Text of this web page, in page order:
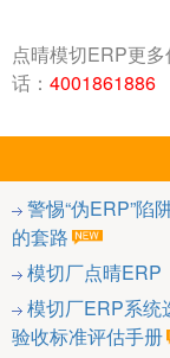
点晴模切ERP更多
话： 4001861886
警惕“伪ERP”陷
的套路
模切厂点晴ERP
模切厂ERP系统
验收标准评估手册